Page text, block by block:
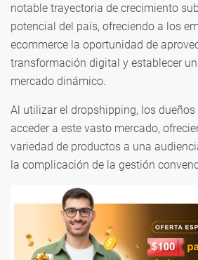
notable trayectoria de crecimiento
potencial del país, ofreciendo a los
ecommerce la oportunidad de
transformación digital y establecer
mercado dinámico.
Al utilizar el dropshipping, los dueños
acceder a este vasto mercado,
variedad de productos a una
la complicación de la gestión